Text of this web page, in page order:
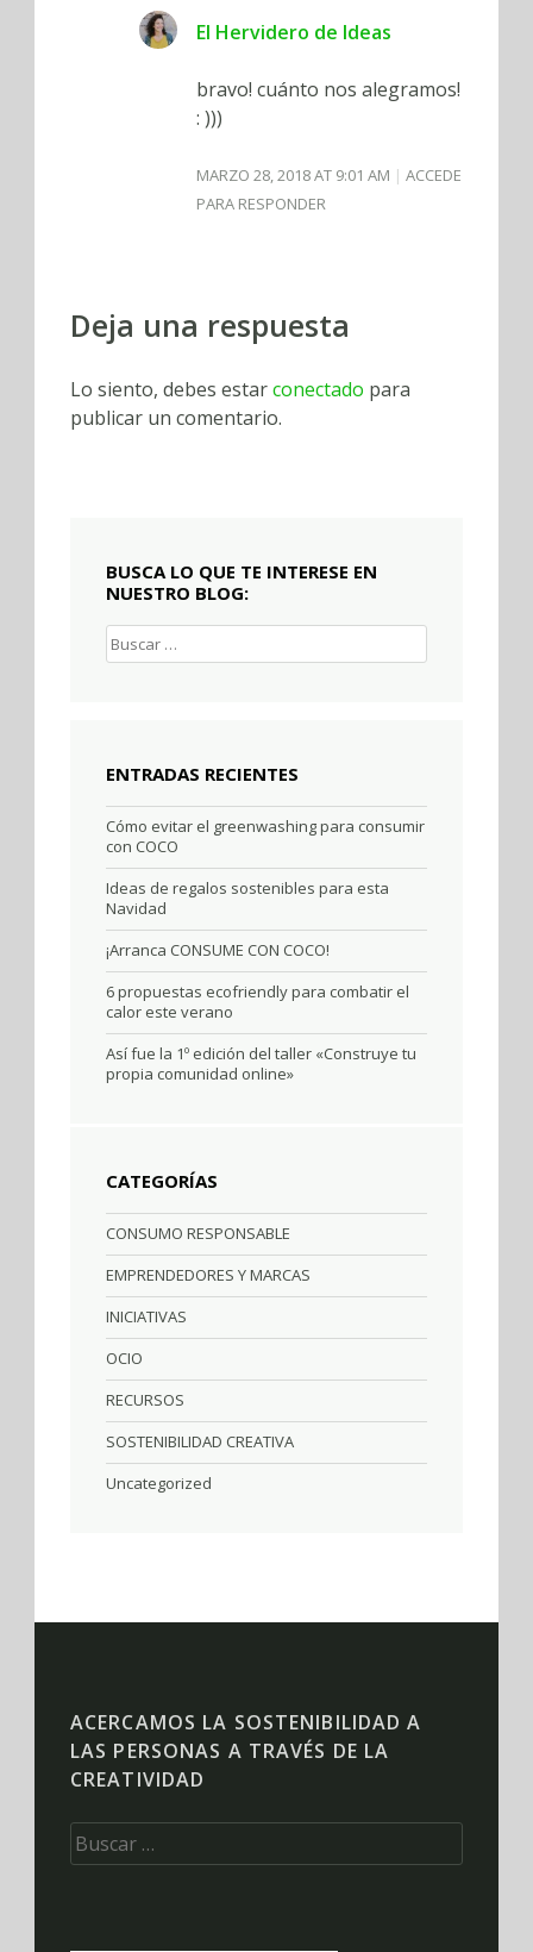
El Hervidero de Ideas
bravo! cuánto nos alegramos!
: )))
MARZO 28, 2018 AT 9:01 AM
ACCEDE
PARA RESPONDER
Deja una respuesta
Lo siento, debes estarconectado para
publicar un comentario.
BUSCA LO QUE TE INTERESE EN
NUESTRO BLOG:
Buscar:
ENTRADAS RECIENTES
Cómo evitar el greenwashing para consumir
con COCO
Ideas de regalos sostenibles para esta
Navidad
¡Arranca CONSUME CON COCO!
6 propuestas ecofriendly para combatir el
calor este verano
Así fue la 1º edición del taller «Construye tu
propia comunidad online»
CATEGORÍAS
CONSUMO RESPONSABLE
EMPRENDEDORES Y MARCAS
INICIATIVAS
OCIO
RECURSOS
SOSTENIBILIDAD CREATIVA
Uncategorized
ACERCAMOS LA SOSTENIBILIDAD A
LAS PERSONAS A TRAVÉS DE LA
CREATIVIDAD
Buscar: